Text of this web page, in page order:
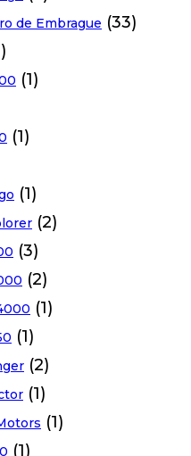
de Embrague (33)
(1)
(1)
(1)
(2)
(3)
(2)
(1)
(1)
(2)
(1)
(1)
(1)